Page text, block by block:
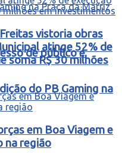
de público e
do PB Gaming na
vistoria obras
atinge 52% de
soma R$ 30 milhões
em Boa Viagem e
na região